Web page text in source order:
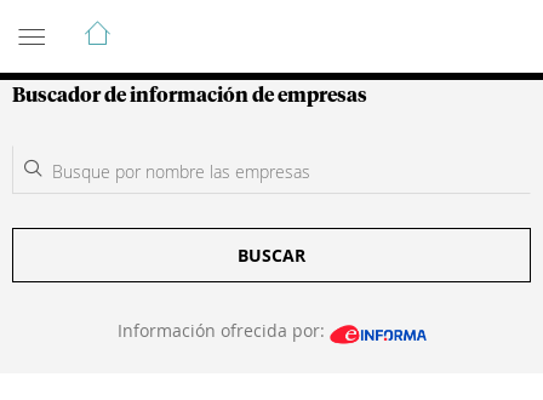
Guía de Empresas Colombianas
Buscador de información de empresas
BUSCAR
Información ofrecida por: